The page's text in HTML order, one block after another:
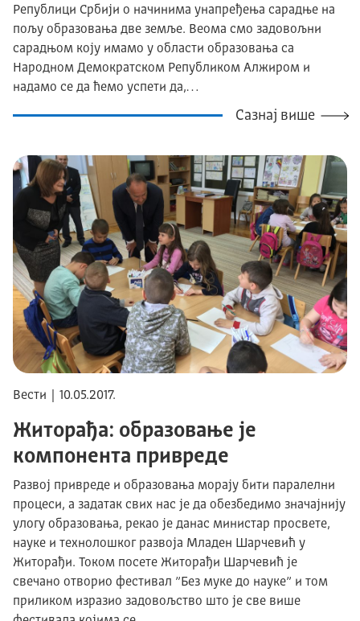
Републици Србији о начинима унапређења сарадње на
пољу образовања две земље. Веома смо задовољни
сарадњом коју имамо у области образовања са
Народном Демократском Републиком Алжиром и
надамо се да ћемо успети да,…
Сазнај више
Вести | 10.05.2017.
Житорађа: образовање је
компонента привреде
Развој привреде и образовања морају бити паралелни
процеси, а задатак свих нас је да обезбедимо значајнију
улогу образовања, рекао је данас министар просвете,
науке и технолошког развоја Младен Шарчевић у
Житорађи. Током посете Житорађи Шарчевић је
свечано отворио фестивал ”Без муке до науке” и том
приликом изразио задовољство што је све више